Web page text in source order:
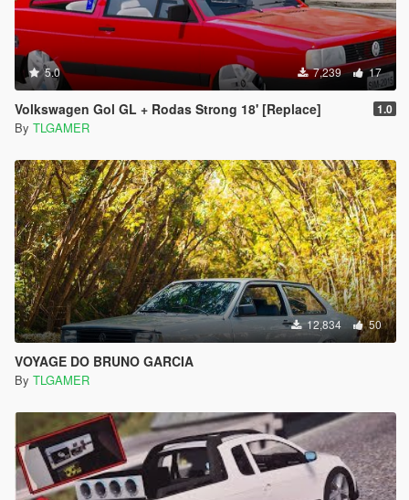
5.0 7,239 17
Volkswagen Gol GL + Rodas Strong 18' [Replace] 1.0
By TLGAMER
12,834 50
VOYAGE DO BRUNO GARCIA
By TLGAMER